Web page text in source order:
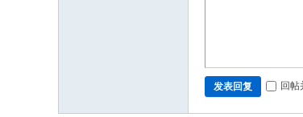
发表回复 回帖